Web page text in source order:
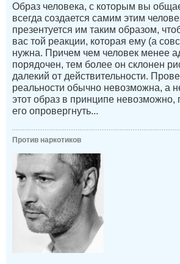
Образ человека, с которым вы
всегда создается самим этим
презентуется им таким образом,
вас той реакции, которая ему (а
нужна. Причем чем человек менее
порядочен, тем более он склонен
далекий от действительности.
реальности обычно невозможна, а
этот образ в принципе невозможно,
его опровергнуть...
Против наркотиков